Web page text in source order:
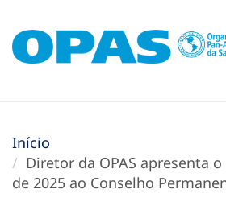
Início
Diretor da OPAS apresenta
de 2025 ao Conselho